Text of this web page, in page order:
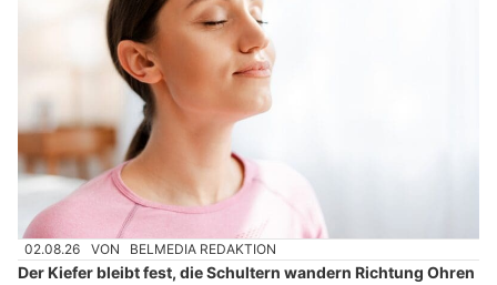
02.08.26 VON BELMEDIA REDAKTION
Der Kiefer bleibt fest, die Schultern wandern Richtung Ohren